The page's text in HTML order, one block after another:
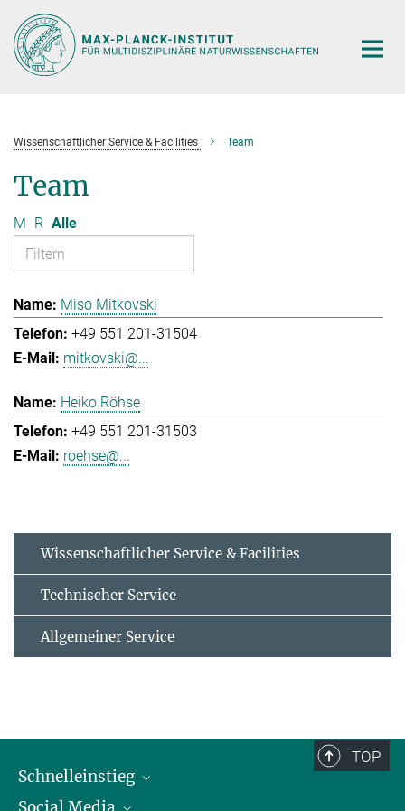
Hauptinhalt
Wissenschaftlicher Service & Facilities Team
Team
M R Alle
Miso Mitkovski
+49 551 201-31504
mitkovski@...
Heiko Röhse
+49 551 201-31503
roehse@...
Wissenschaftlicher Service & Facilities
Technischer Service
Allgemeiner Service
TOP
Schnelleinstieg